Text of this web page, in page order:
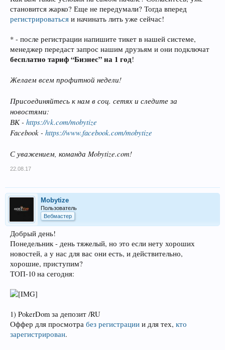
становится жарко? Еще не передумали? Тогда вперед
регистрироваться и начинать лить уже сейчас!
* - после регистрации напишите тикет в нашей системе,
менеджер передаст запрос нашим друзьям и они подключат
бесплатно тариф “Бизнес” на 1 год!
Желаем всем профитной недели!
Присоединяйтесь к нам в соц. сетях и следите за
новостями:
ВК - https://vk.com/mobytize
Facebook - https://www.facebook.com/mobytize
С уважением, команда Mobytize.com!
22.08.17
Mobytize
Пользователь
Вебмастер
Добрый день!
Понедельник - день тяжелый, но это если нету хороших
новостей, а у нас для вас они есть, и действительно,
хорошие, приступим?
ТОП-10 на сегодня:
1) PokerDom за депозит /RU
Оффер для просмотра без регистрации и для тех, кто
зарегистрирован.